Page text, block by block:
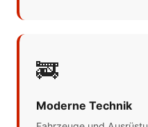
🚒
Moderne Technik